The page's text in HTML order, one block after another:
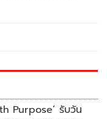
Purpose’ รับวัน